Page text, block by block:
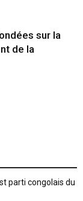
sur la
de la
parti congolais du